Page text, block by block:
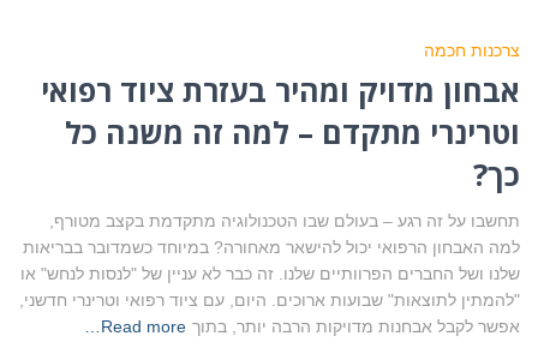
צרכנות חכמה
אבחון מדויק ומהיר בעזרת ציוד רפואי
וטרינרי מתקדם – למה זה משנה כל
כך?
תחשבו על זה רגע – בעולם שבו הטכנולוגיה מתקדמת בקצב מטורף,
למה האבחון הרפואי יכול להישאר מאחורה? במיוחד כשמדובר בבריאות
שלנו ושל החברים הפרוותיים שלנו. זה כבר לא עניין של "לנסות לנחש" או
"להמתין לתוצאות" שבועות ארוכים. היום, עם ציוד רפואי וטרינרי חדשני,
אפשר לקבל אבחנות מדויקות הרבה יותר, בתוך Read more…